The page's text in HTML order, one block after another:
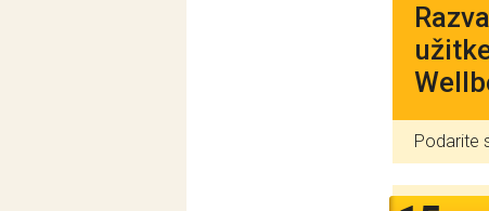
Podarite